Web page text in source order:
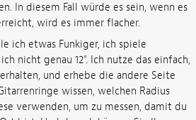
In diesem Fall würde es sein, wenn es
wird es immer flacher.
ich etwas Funkiger, ich spiele
nicht genau 12". Ich nutze das einfach,
und erhebe die andere Seite
wissen, welchen Radius
verwenden, um zu messen, damit du